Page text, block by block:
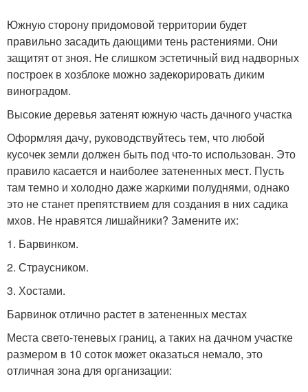
Южную сторону придомовой территории будет
правильно засадить дающими тень растениями. Они
защитят от зноя. Не слишком эстетичный вид надворных
построек в хозблоке можно задекорировать диким
виноградом.
Высокие деревья затенят южную часть дачного участка
Оформляя дачу, руководствуйтесь тем, что любой
кусочек земли должен быть под что-то использован. Это
правило касается и наиболее затененных мест. Пусть
там темно и холодно даже жаркими полуднями, однако
это не станет препятствием для создания в них садика
мхов. Не нравятся лишайники? Замените их:
1. Барвинком.
2. Страусником.
3. Хостами.
Барвинок отлично растет в затененных местах
Места свето-теневых границ, а таких на дачном участке
размером в 10 соток может оказаться немало, это
отличная зона для организации: